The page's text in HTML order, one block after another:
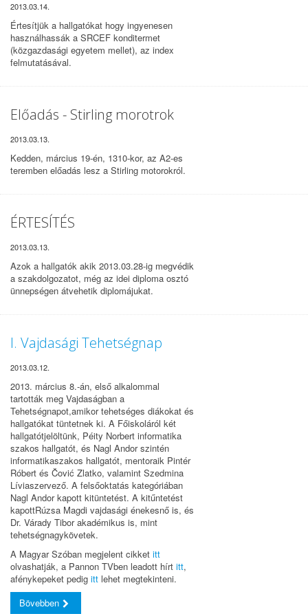
2013.03.14.
Értesítjük a hallgatókat hogy ingyenesen
használhassák a SRCEF konditermet
(közgazdasági egyetem mellet), az index
felmutatásával.
Előadás - Stirling morotrok
2013.03.13.
Kedden, március 19-én, 1310-kor, az A2-es
teremben előadás lesz a Stirling motorokról.
ÉRTESÍTÉS
2013.03.13.
Azok a hallgatók akik 2013.03.28-ig megvédik
a szakdolgozatot, még az idei diploma osztó
ünnepségen átvehetik diplomájukat.
I. Vajdasági Tehetségnap
2013.03.12.
2013. március 8.-án, első alkalommal
tartották meg Vajdaságban a
Tehetségnapot,amikor tehetséges diákokat és
hallgatókat tüntetnek ki. A Főiskoláról két
hallgatótjelöltünk, Péity Norbert informatika
szakos hallgatót, és Nagl Andor szintén
informatikaszakos hallgatót, mentoraik Pintér
Róbert és Čović Zlatko, valamint Szedmina
Líviaszervező. A felsőoktatás kategóriában
Nagl Andor kapott kitüntetést. A kitűntetést
kapottRúzsa Magdi vajdasági énekesnő is, és
Dr. Várady Tibor akadémikus is, mint
tehetségnagykövetek.
A Magyar Szóban megjelent cikket itt
olvashatják, a Pannon TVben leadott hírt itt,
afénykepeket pedig itt lehet megtekinteni.
Bövebben